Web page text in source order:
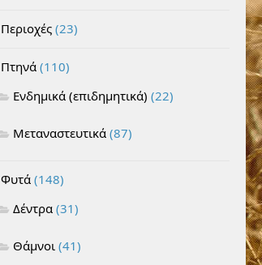
Περιοχές (23)
Πτηνά (110)
Ενδημικά (επιδημητικά) (22)
Μεταναστευτικά (87)
Φυτά (148)
Δέντρα (31)
Θάμνοι (41)